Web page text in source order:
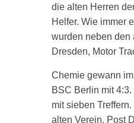
die alten Herren
Helfer. Wie immer
wurden neben den
Dresden, Motor
Chemie gewann
BSC Berlin mit
mit sieben
alten Verein, Post